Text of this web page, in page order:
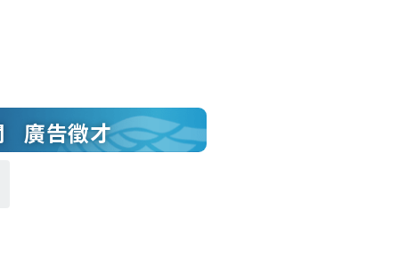
廣告徵才